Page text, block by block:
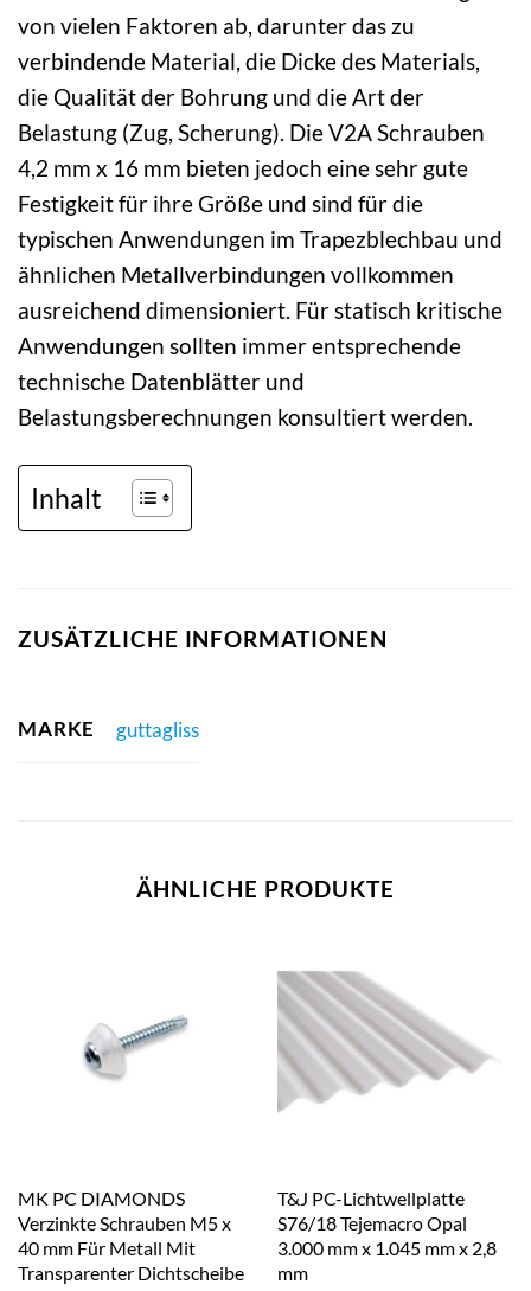
von vielen Faktoren ab, darunter das zu
verbindende Material, die Dicke des Materials,
die Qualität der Bohrung und die Art der
Belastung (Zug, Scherung). Die V2A Schrauben
4,2 mm x 16 mm bieten jedoch eine sehr gute
Festigkeit für ihre Größe und sind für die
typischen Anwendungen im Trapezblechbau und
ähnlichen Metallverbindungen vollkommen
ausreichend dimensioniert. Für statisch kritische
Anwendungen sollten immer entsprechende
technische Datenblätter und
Belastungsberechnungen konsultiert werden.
Inhalt
ZUSÄTZLICHE INFORMATIONEN
MARKE guttagliss
ÄHNLICHE PRODUKTE
MK PC DIAMONDS
Verzinkte Schrauben M5 x
40 mm Für Metall Mit
Transparenter Dichtscheibe
T&J PC-Lichtwellplatte
S76/18 Tejemacro Opal
3.000 mm x 1.045 mm x 2,8
mm